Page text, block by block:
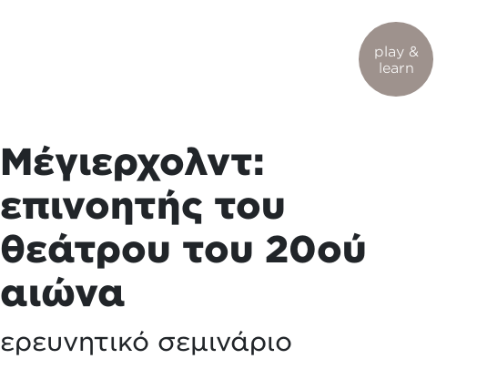
play &
learn
Μέγιερχολντ:
επινοητής του
θεάτρου του 20ού
αιώνα
ερευνητικό σεμινάριο